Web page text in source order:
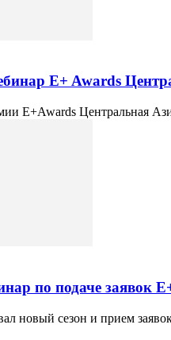
E+ Awards
E+Awards Центральная
по подаче заявок
новый сезон и прием